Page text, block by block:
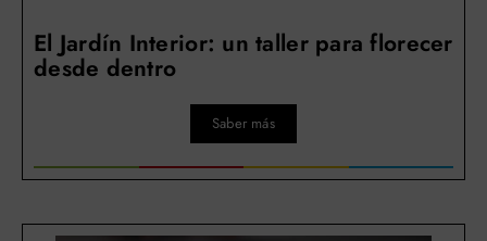
El Jardín Interior: un taller para florecer
desde dentro
Saber más